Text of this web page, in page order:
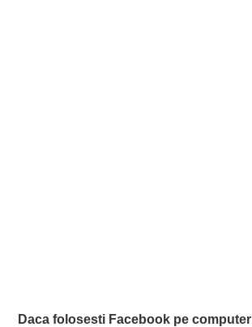
Daca folosesti Facebook pe computer